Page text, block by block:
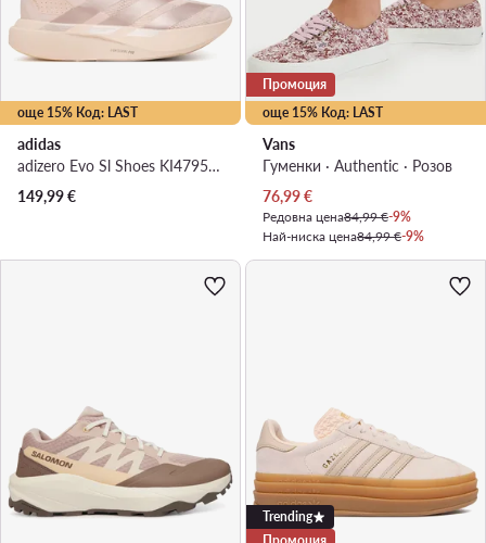
още 15% Код: LAST
adidas
adizero Evo Sl Shoes KI4795 · Маратонки за бягане
149,99€
още 15% Код: LAST
Промоция
Vans
Гуменки · Authentic · Розов
Актуална цена
76,99€
Редовна цена84,99 €-9%
Най-ниска цена84,99 €-9%
Trending